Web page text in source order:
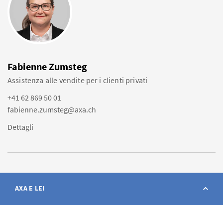
Fabienne Zumsteg
Assistenza alle vendite per i clienti privati
+41 62 869 50 01
fabienne.zumsteg@axa.ch
Dettagli
AXA E LEI